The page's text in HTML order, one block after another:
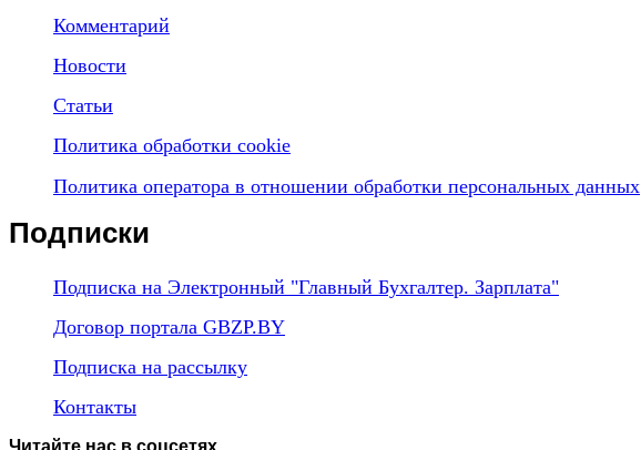
Комментарий
Новости
Статьи
Политика обработки cookie
Политика оператора в отношении обработки персональных данных
Подписки
Подписка на Электронный "Главный Бухгалтер. Зарплата"
Договор портала GBZP.BY
Подписка на рассылку
Контакты
Читайте нас в соцсетях